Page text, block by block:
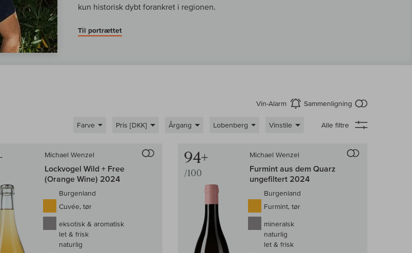
kun historisk dybt forankret i regionen.
Til portrættet
Vin-Alarm
aktiver Sammenligning
Farve Pris [DKK] Årgang Lobenberg Vinstile Alle filtre
Michael Wenzel
Lockvogel Wild + Free
(Orange Wine) 2024
Burgenland
Cuvée, tør
eksotisk & aromatisk
let & frisk
naturlig
94+
/100
Michael Wenzel
Furmint aus dem Quarz
ungefiltert 2024
Burgenland
Furmint, tør
mineralsk
naturlig
let & frisk